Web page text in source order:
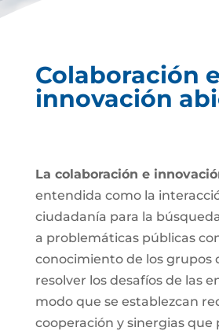
Colaboración e
innovación
La colaboración e
entendida como la
ciudadanía para la
a problemáticas públicas
conocimiento de los grupos
resolver los desafíos de las
modo que se establezcan
cooperación y sinergias que